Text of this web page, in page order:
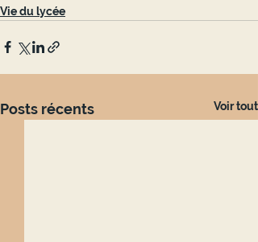
Vie du lycée
Posts récents Voir tout